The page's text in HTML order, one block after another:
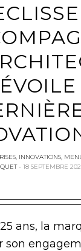
, INNOVATIONS,
18 SEPTEMBRE
ans, la
son